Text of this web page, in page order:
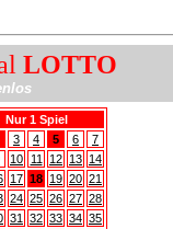
LOTTO
Nur 1 Spiel
3 4 5 6
7
10 11 12 13 14
17 18 19 20 21
24 25 26 27 28
31 32 33 34 35